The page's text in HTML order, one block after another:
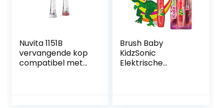
Nuvita 1151B
vervangende kop
compatibel met
Brush Baby
KidzSonic
Elektrische